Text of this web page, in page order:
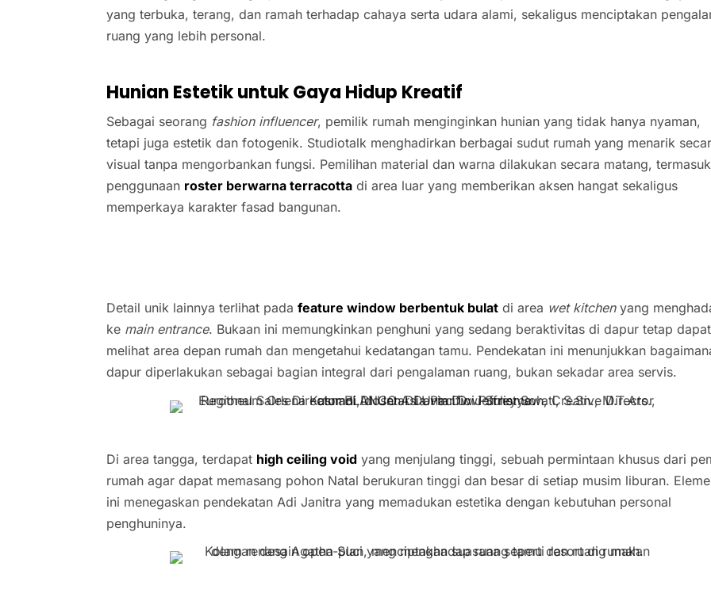
yang terbuka, terang, dan ramah terhadap cahaya serta udara alami, sekaligus menciptakan
ruang yang lebih personal.
Hunian Estetik untuk Gaya Hidup Kreatif
Sebagai seorang fashion influencer, pemilik rumah menginginkan hunian yang tidak hanya nyaman,
tetapi juga estetik dan fotogenik. Studiotalk menghadirkan berbagai sudut rumah yang menarik
visual tanpa mengorbankan fungsi. Pemilihan material dan warna dilakukan secara matang, termasuk
penggunaan roster berwarna terracotta di area luar yang memberikan aksen hangat sekaligus
memperkaya karakter fasad bangunan.
Detail unik lainnya terlihat padafeature window berbentuk bulat di area wet kitchenyang
ke main entrance. Bukaan ini memungkinkan penghuni yang sedang beraktivitas di dapur tetap dapat
melihat area depan rumah dan mengetahui kedatangan tamu. Pendekatan ini menunjukkan
dapur diperlakukan sebagai bagian integral dari pengalaman ruang, bukan sekadar area servis.
Di area tangga, terdapat high ceiling void yang menjulang tinggi, sebuah permintaan khusus dari
rumah agar dapat memasang pohon Natal berukuran tinggi dan besar di setiap musim liburan.
ini menegaskan pendekatan Adi Janitra yang memadukan estetika dengan kebutuhan personal
penghuninya.